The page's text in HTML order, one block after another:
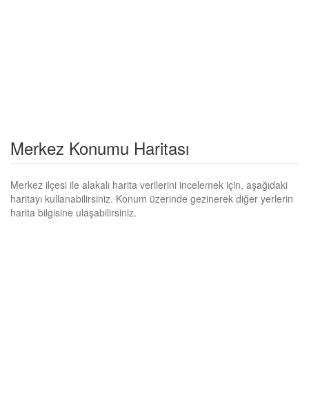
Merkez Konumu Haritası
Merkez ilçesi ile alakalı harita verilerini incelemek için, aşağıdaki
haritayı kullanabilirsiniz. Konum üzerinde gezinerek diğer yerlerin
harita bilgisine ulaşabilirsiniz.